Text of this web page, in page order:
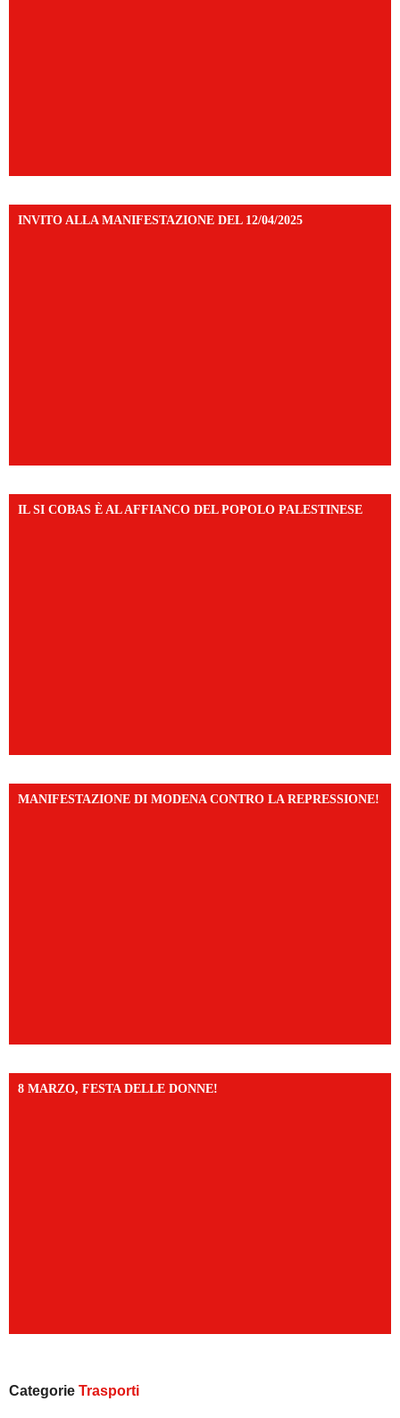
INVITO ALLA MANIFESTAZIONE DEL 12/04/2025
IL SI COBAS È AL AFFIANCO DEL POPOLO PALESTINESE
MANIFESTAZIONE DI MODENA CONTRO LA REPRESSIONE!
8 MARZO, FESTA DELLE DONNE!
Categorie Trasporti